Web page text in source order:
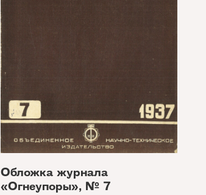
Обложка журнала
«Огнеупоры», № 7